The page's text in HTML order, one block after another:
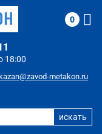
18:00
kazan@zavod-metakon.ru
0